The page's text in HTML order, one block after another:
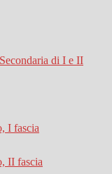
di I e II
I fascia
II fascia